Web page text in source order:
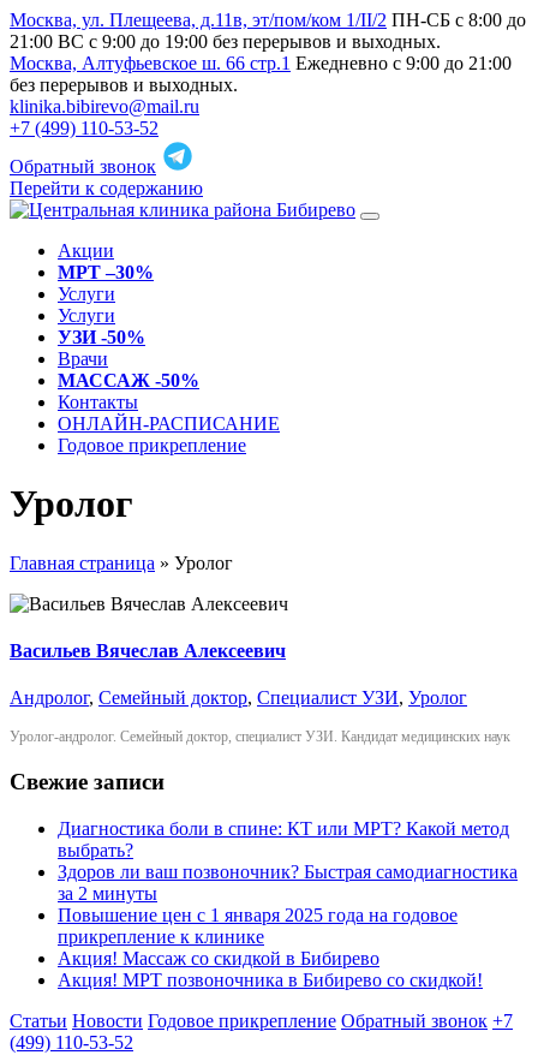
Москва, ул. Плещеева, д.11в, эт/пом/ком 1/II/2 ПН-СБ с 8:00 до
21:00 ВС с 9:00 до 19:00 без перерывов и выходных.
Москва, Алтуфьевское ш. 66 стр.1 Ежедневно с 9:00 до 21:00
без перерывов и выходных.
klinika.bibirevo@mail.ru
+7 (499) 110-53-52
Обратный звонок
Перейти к содержанию
Акции
МРТ –30%
Услуги
Услуги
УЗИ -50%
Врачи
МАССАЖ -50%
Контакты
ОНЛАЙН-РАСПИСАНИЕ
Годовое прикрепление
Уролог
Главная страница » Уролог
Васильев Вячеслав Алексеевич
Андролог, Семейный доктор, Специалист УЗИ, Уролог
Уролог-андролог. Семейный доктор, специалист УЗИ. Кандидат медицинских наук
Свежие записи
Диагностика боли в спине: КТ или МРТ? Какой метод
выбрать?
Здоров ли ваш позвоночник? Быстрая самодиагностика
за 2 минуты
Повышение цен с 1 января 2025 года на годовое
прикрепление к клинике
Акция! Массаж со скидкой в Бибирево
Акция! МРТ позвоночника в Бибирево со скидкой!
Статьи Новости Годовое прикрепление Обратный звонок +7
(499) 110-53-52